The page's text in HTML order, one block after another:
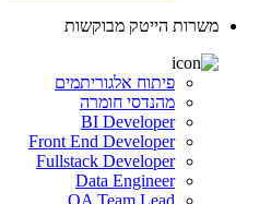
משרות הייטק מבוקשות
פיתוח אלגוריתמים
מהנדסי חומרה
BI Developer
Front End Developer
Fullstack Developer
Data Engineer